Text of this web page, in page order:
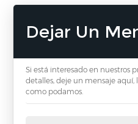
Dejar Un
Si está interesado en nuestros
detalles, deje un mensaje
como podamos.